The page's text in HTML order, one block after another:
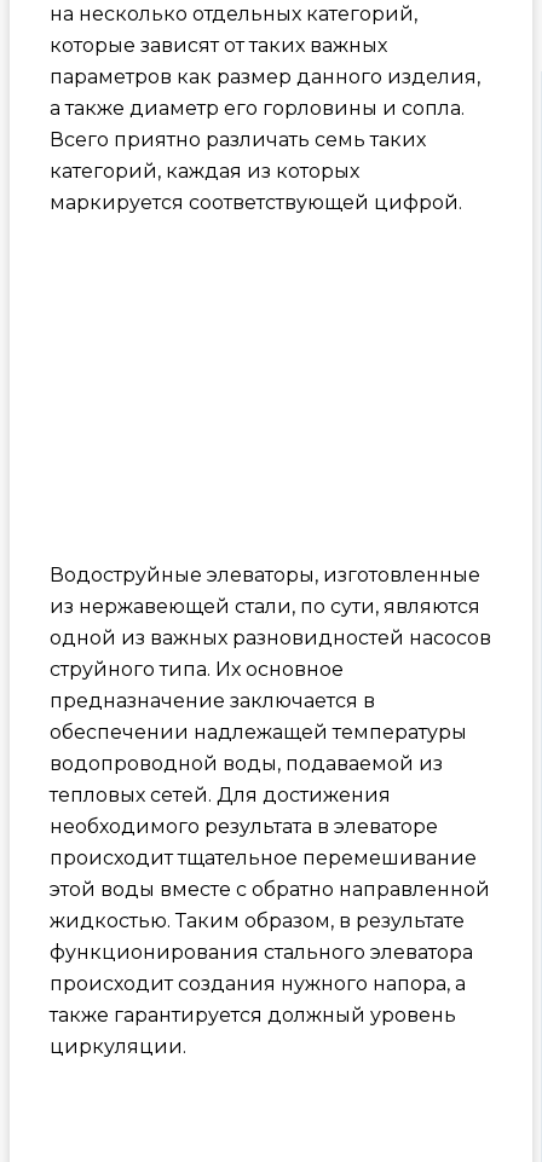
на несколько отдельных категорий,
которые зависят от таких важных
параметров как размер данного изделия,
а также диаметр его горловины и сопла.
Всего приятно различать семь таких
категорий, каждая из которых
маркируется соответствующей цифрой.
Водоструйные элеваторы, изготовленные
из нержавеющей стали, по сути, являются
одной из важных разновидностей насосов
струйного типа. Их основное
предназначение заключается в
обеспечении надлежащей температуры
водопроводной воды, подаваемой из
тепловых сетей. Для достижения
необходимого результата в элеваторе
происходит тщательное перемешивание
этой воды вместе с обратно направленной
жидкостью. Таким образом, в результате
функционирования стального элеватора
происходит создания нужного напора, а
также гарантируется должный уровень
циркуляции.